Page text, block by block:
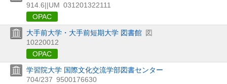
914.6||UM 031201322111
OPAC
大手前大学・大手前短期大学 図書館 図
10220012
OPAC
学習院大学 国際文化交流学部図書センター
704/237 9500176630